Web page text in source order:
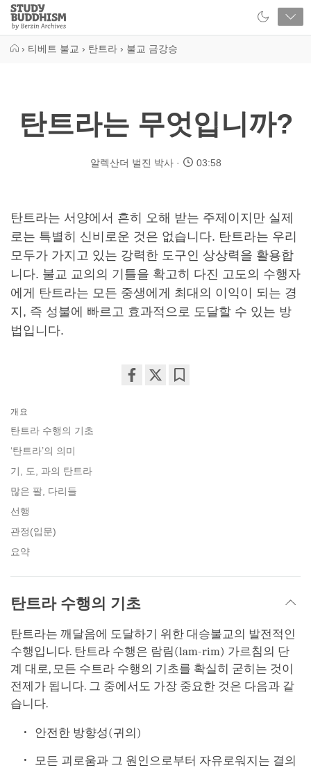
Close
Study
Buddhism
› 티베트 불교 › 탄트라 › 불교 금강승
탄트라는 무엇입니까?
알렉산더 벌진 박사 03:58
탄트라는 서양에서 흔히 오해 받는 주제이지만 실제
로는 특별히 신비로운 것은 없습니다. 탄트라는 우리
모두가 가지고 있는 강력한 도구인 상상력을 활용합
니다. 불교 교의의 기틀을 확고히 다진 고도의 수행자
에게 탄트라는 모든 중생에게 최대의 이익이 되는 경
지, 즉 성불에 빠르고 효과적으로 도달할 수 있는 방
법입니다.
개요
탄트라 수행의 기초
‘탄트라’의 의미
기, 도, 과의 탄트라
많은 팔, 다리들
선행
관정(입문)
요약
탄트라 수행의 기초
탄트라는 깨달음에 도달하기 위한 대승불교의 발전적인
수행입니다. 탄트라 수행은 람림(lam-rim) 가르침의 단
계 대로, 모든 수트라 수행의 기초를 확실히 굳히는 것이
전제가 됩니다. 그 중에서도 가장 중요한 것은 다음과 같
습니다.
안전한 방향성(귀의)
모든 괴로움과 그 원인으로부터 자유로워지는 결의